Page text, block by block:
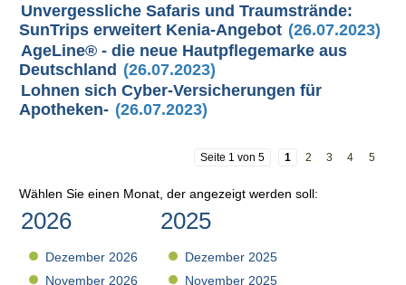
Unvergessliche Safaris und Traumstrände:
SunTrips erweitert Kenia-Angebot (26.07.2023)
AgeLine® - die neue Hautpflegemarke aus
Deutschland (26.07.2023)
Lohnen sich Cyber-Versicherungen für
Apotheken- (26.07.2023)
Seite 1 von 5 1 2 3 4 5
Wählen Sie einen Monat, der angezeigt werden soll:
2026
Dezember 2026
November 2026
2025
Dezember 2025
November 2025